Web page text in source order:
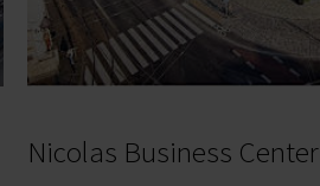
Nicolas Business Center